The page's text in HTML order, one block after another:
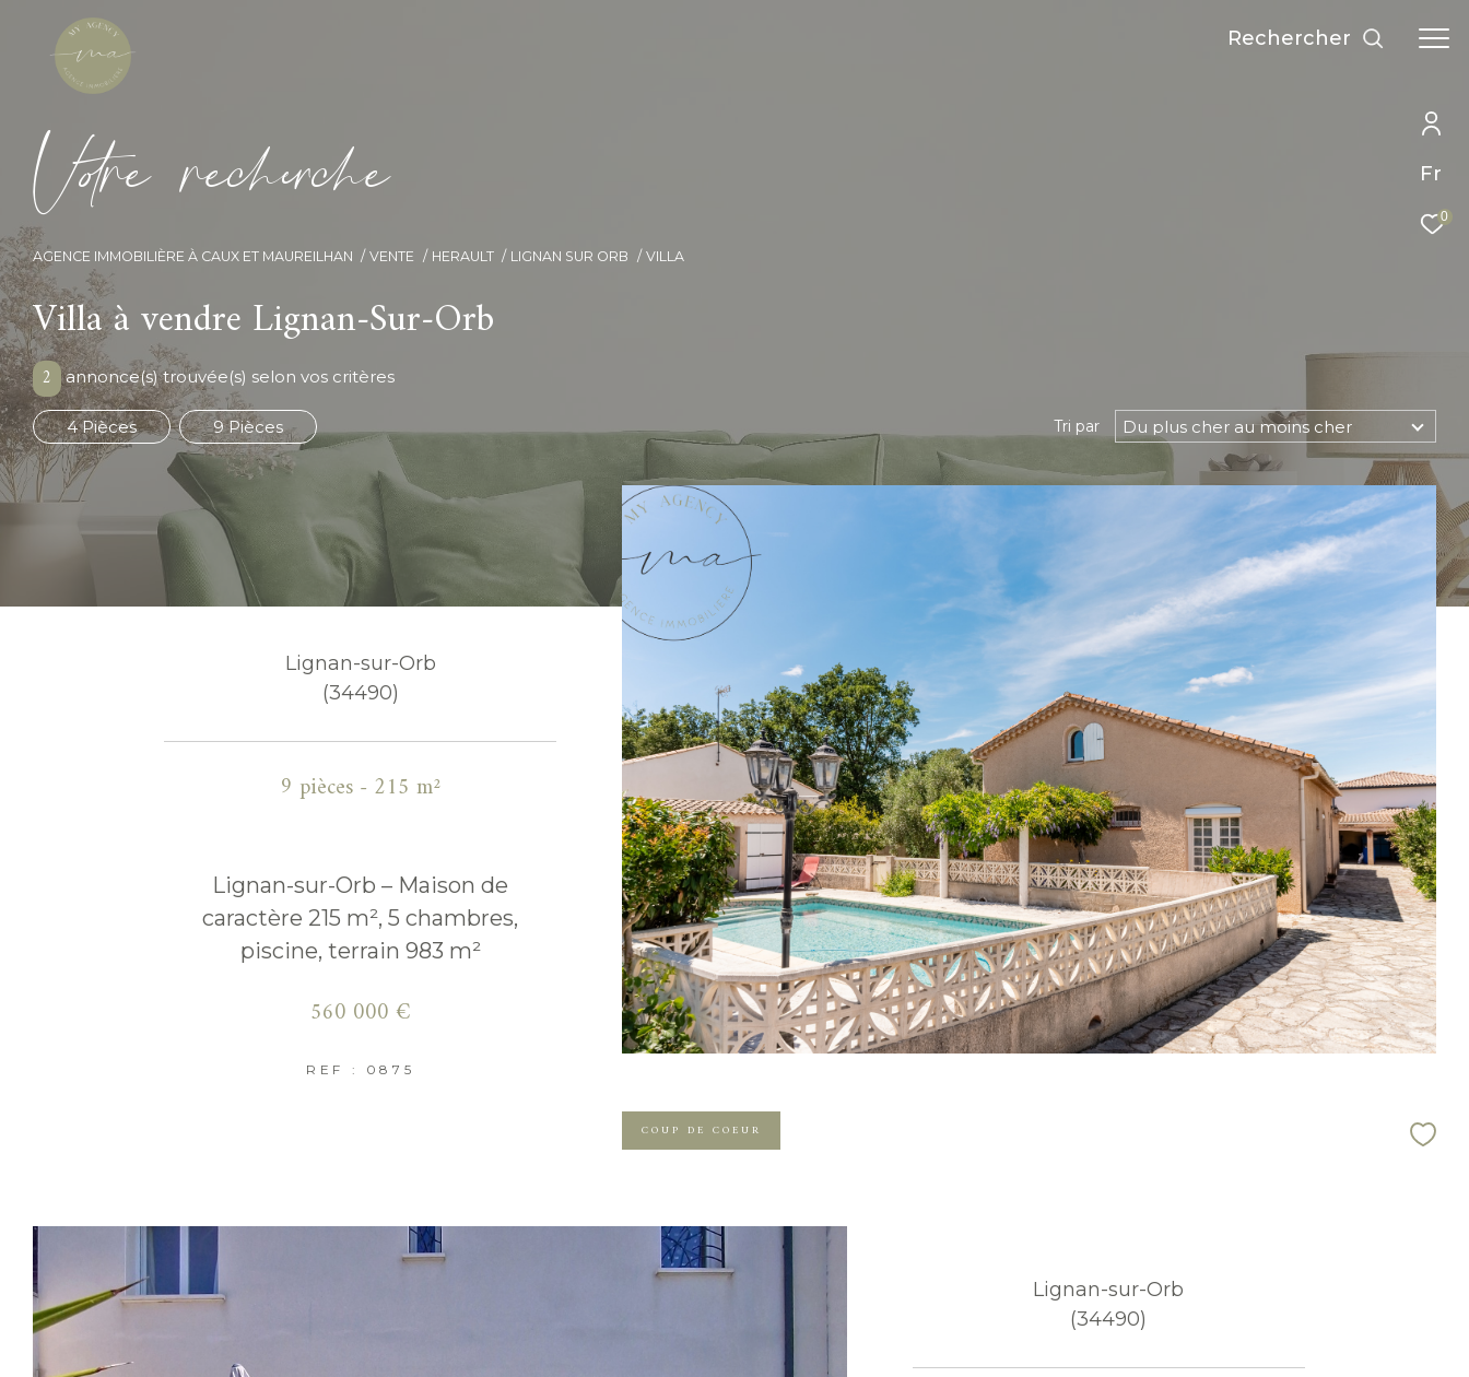
Fr
0
Rechercher
Vore recece
AGENCE IMMOBILIÈRE À CAUX ET MAUREILHAN VENTE HERAULT LIGNAN SUR ORB VILLA
Villa à vendre Lignan-Sur-Orb
2 annonce(s) trouvée(s) selon vos critères
4 Pièces 9 Pièces Tri par Du plus cher au moins cher
Lignan-sur-Orb
(34490)
9 pièces - 215 m²
Lignan-sur-Orb – Maison de
caractère 215 m², 5 chambres,
piscine, terrain 983 m²
560 000 €
REF : 0875
COUP DE COEUR
Lignan-sur-Orb
(34490)